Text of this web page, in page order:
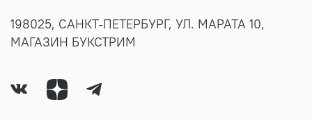
198025, САНКТ-ПЕТЕРБУРГ, УЛ. МАРАТА 10,
МАГАЗИН БУКСТРИМ